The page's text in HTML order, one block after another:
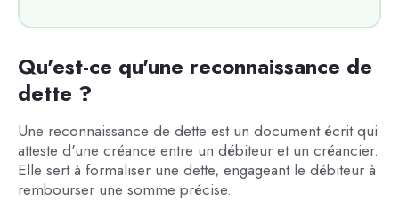
Qu'est-ce qu'une reconnaissance de
dette ?
Une reconnaissance de dette est un document écrit qui
atteste d'une créance entre un débiteur et un créancier.
Elle sert à formaliser une dette, engageant le débiteur à
rembourser une somme précise.